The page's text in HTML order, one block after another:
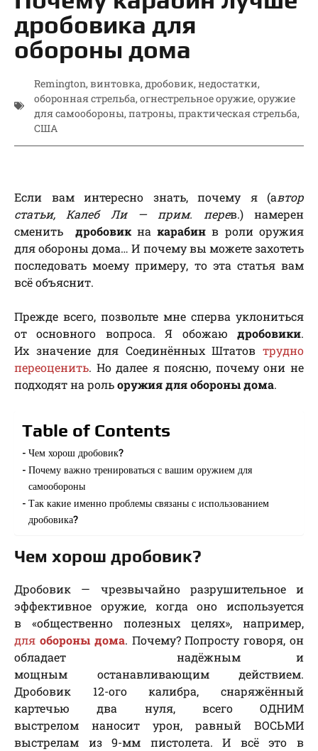
дробовика для
обороны дома
Remington, винтовка, дробовик, недостатки,
оборонная стрельба, огнестрельное оружие, оружие
для самообороны, патроны, практическая стрельба,
США
Если вам интересно знать, почему я (автор
статьи, Калеб Ли — прим. перев.) намерен
сменить
дробовикнакарабинв роли оружия
для обороны дома… И почему вы можете захотеть
последовать моему примеру, то эта статья вам
всё объяснит.
Прежде всего, позвольте мне сперва уклониться
от основного вопроса. Я обожаю дробовики.
Их значение для Соединённых Штатов трудно
переоценить. Но далее я поясню, почему они не
подходят на рольоружия для обороны дома.
Table of Contents
Чем хорош дробовик?
Почему важно тренироваться с вашим оружием для
самообороны
Так какие именно проблемы связаны с использованием
дробовика?
Чем хорош дробовик?
Дробовик — чрезвычайно разрушительное и
эффективное оружие, когда оно используется
в «общественно полезных целях», например,
для обороны дома. Почему? Попросту говоря, он
обладает надёжным и
мощным останавливающим действием.
Дробовик 12-ого калибра, снаряжённый
картечью два нуля, всего ОДНИМ
выстрелом наносит урон, равный ВОСЬМИ
выстрелам из 9-мм пистолета. И всё это в